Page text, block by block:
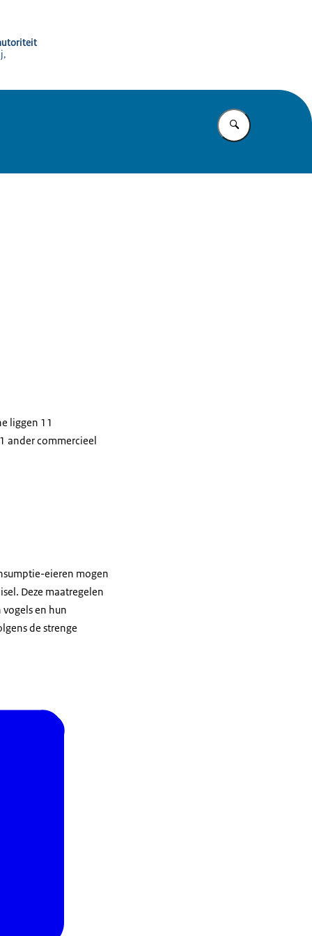
Vul in wat u
liggen 11
ander commercieel
eieren mogen
Deze maatregelen
en hun
de strenge